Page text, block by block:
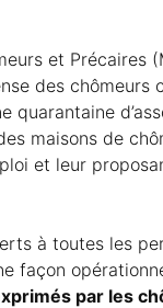
et Précaires
des chômeurs
quarantaine
maisons de
et leur
à toutes les
façon
par les